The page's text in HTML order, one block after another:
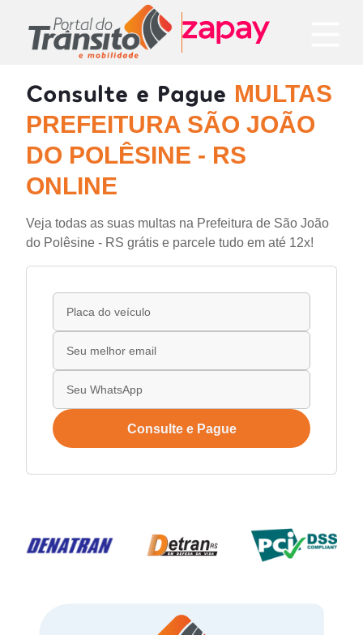
Consulte e Pague MULTAS
PREFEITURA SÃO JOÃO
DO POLÊSINE - RS
ONLINE
Veja todas as suas multas na Prefeitura de São João
do Polêsine - RS grátis e parcele tudo em até 12x!
Consulte e Pague